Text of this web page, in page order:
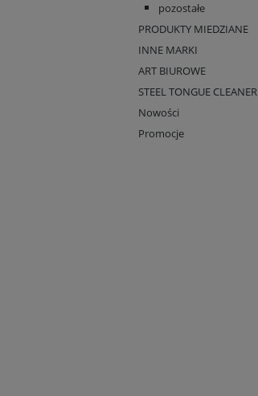
pozostałe
PRODUKTY MIEDZIANE
INNE MARKI
ART BIUROWE
STEEL TONGUE CLEANER
Nowości
Promocje